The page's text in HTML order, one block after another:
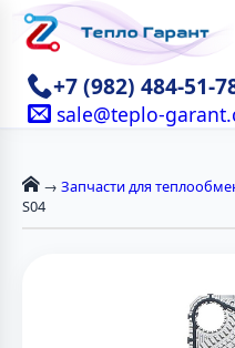
+7 (982) 484-51-
sale@teplo-
→ Запчасти для
S04